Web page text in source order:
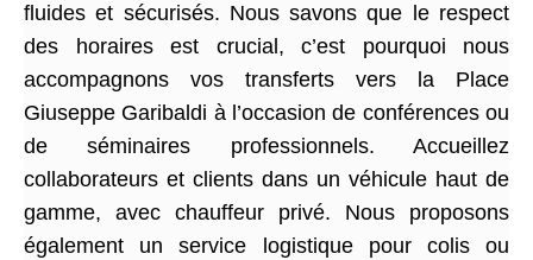
fluides et sécurisés. Nous savons que le respect
des horaires est crucial, c’est pourquoi nous
accompagnons vos transferts vers la Place
Giuseppe Garibaldi à l’occasion de conférences ou
de séminaires professionnels. Accueillez
collaborateurs et clients dans un véhicule haut de
gamme, avec chauffeur privé. Nous proposons
également un service logistique pour colis ou